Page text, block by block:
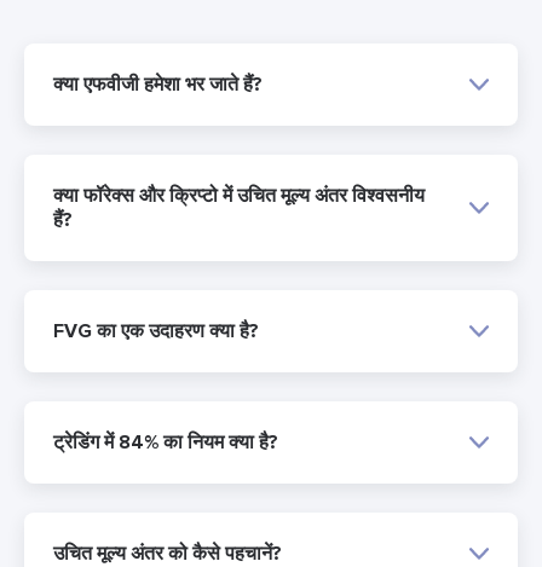
क्या एफवीजी हमेशा भर जाते हैं?
क्या फॉरेक्स और क्रिप्टो में उचित मूल्य अंतर विश्वसनीय
हैं?
FVG का एक उदाहरण क्या है?
ट्रेडिंग में 84% का नियम क्या है?
उचित मूल्य अंतर को कैसे पहचानें?